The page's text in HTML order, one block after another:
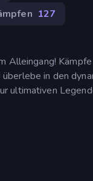
127
in den
ultimativen